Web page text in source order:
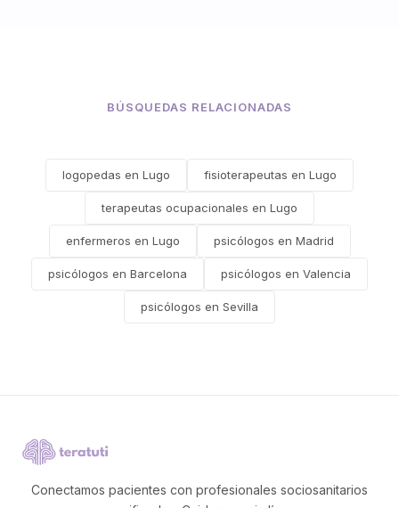
BÚSQUEDAS RELACIONADAS
logopedas en Lugo fisioterapeutas en Lugo
terapeutas ocupacionales en Lugo
enfermeros en Lugo psicólogos en Madrid
psicólogos en Barcelona psicólogos en Valencia
psicólogos en Sevilla
Conectamos pacientes con profesionales sociosanitarios